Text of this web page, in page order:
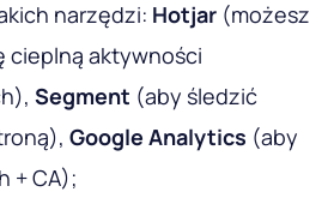
oferty według
urządzeń;